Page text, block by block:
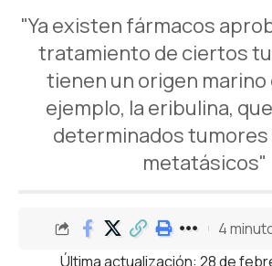
"Ya existen fármacos
tratamiento de ciertos
tienen un origen marino
ejemplo, la eribulina,
determinados tumores
metatásicos"
Última actualización: 28 de
4